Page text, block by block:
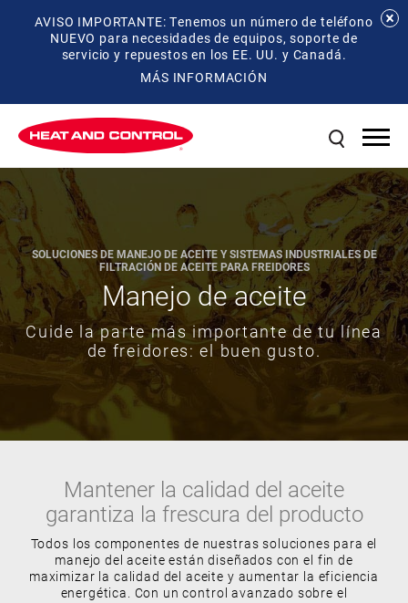
AVISO IMPORTANTE: Tenemos un número de teléfono
NUEVO para necesidades de equipos, soporte de
servicio y repuestos en los EE. UU. y Canadá.
MÁS INFORMACIÓN
SOLUCIONES DE MANEJO DE ACEITE Y SISTEMAS INDUSTRIALES DE
FILTRACIÓN DE ACEITE PARA FREIDORES
Manejo de aceite
Cuide la parte más importante de tu línea
de freidores: el buen gusto.
Mantener la calidad del aceite
garantiza la frescura del producto
Todos los componentes de nuestras soluciones para el
manejo del aceite están diseñados con el fin de
maximizar la calidad del aceite y aumentar la eficiencia
energética. Con un control avanzado sobre el